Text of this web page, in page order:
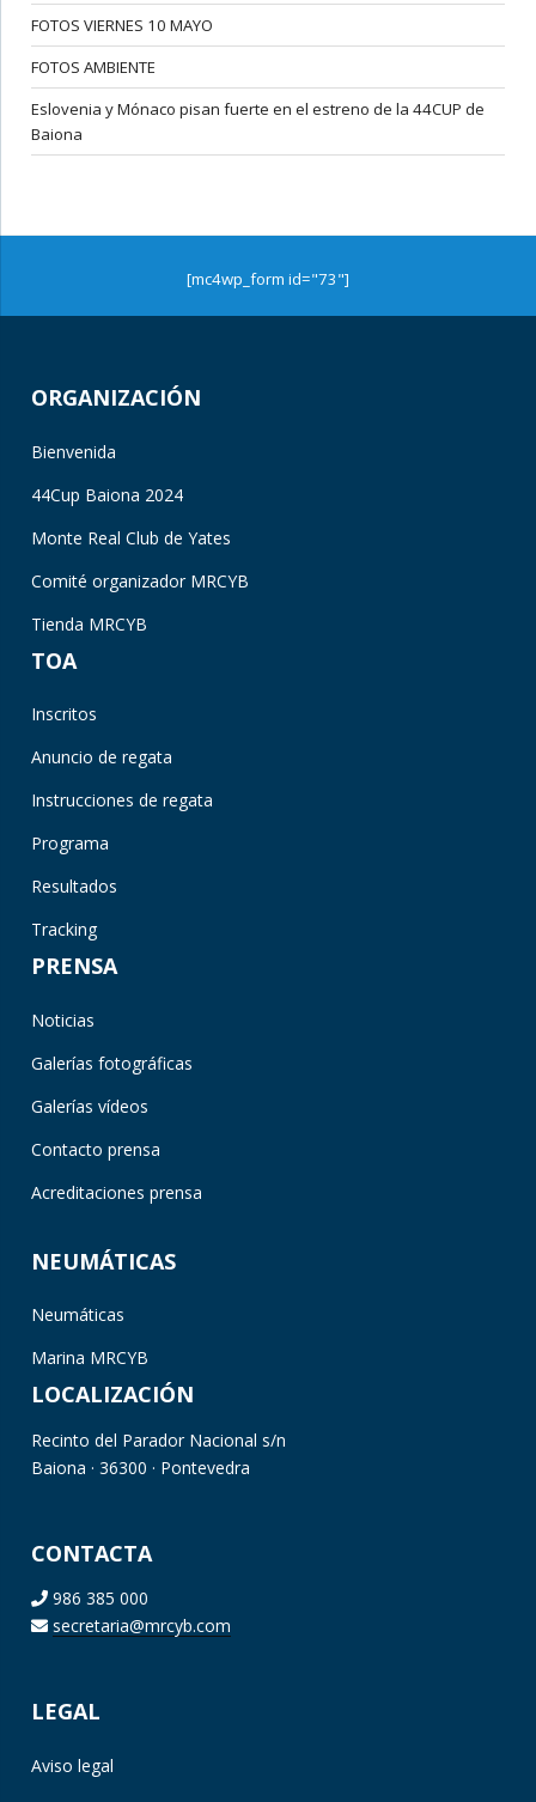
FOTOS VIERNES 10 MAYO
FOTOS AMBIENTE
Eslovenia y Mónaco pisan fuerte en el estreno de la 44CUP de
Baiona
[mc4wp_form id="73"]
ORGANIZACIÓN
Bienvenida
44Cup Baiona 2024
Monte Real Club de Yates
Comité organizador MRCYB
Tienda MRCYB
TOA
Inscritos
Anuncio de regata
Instrucciones de regata
Programa
Resultados
Tracking
PRENSA
Noticias
Galerías fotográficas
Galerías vídeos
Contacto prensa
Acreditaciones prensa
NEUMÁTICAS
Neumáticas
Marina MRCYB
LOCALIZACIÓN
Recinto del Parador Nacional s/n
Baiona · 36300 · Pontevedra
CONTACTA
986 385 000
secretaria@mrcyb.com
LEGAL
Aviso legal